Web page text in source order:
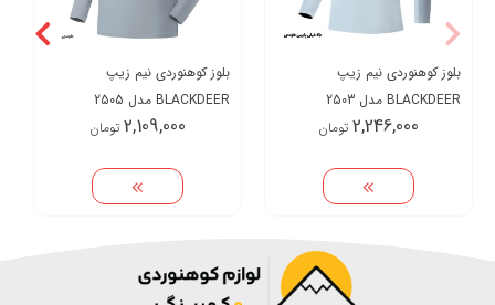
بلوز کوهنوردی نیم زیپ
BLACKDEER مدل 2503
2,246,000 تومان
بلوز کوهنوردی نیم زیپ
BLACKDEER مدل 2505
2,109,000 تومان